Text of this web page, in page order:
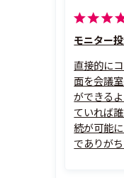
モニター
直接的に
面を会議
ができる
ていれば
続が可能
でありが